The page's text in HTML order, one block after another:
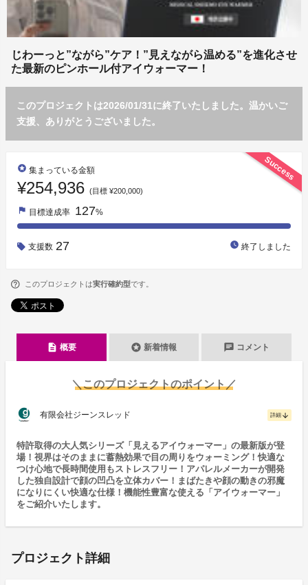
じわーっと”ながら”ケア！”見えながら温める”を進化させ
た最新のピンホール付アイウォーマー！
このプロジェクトは2026/01/31に終了いたしました。温かいご
支援、ありがとうございました。
Success
stars 集まっている金額
¥254,936 (目標 ¥200,000)
flag 目標達成率 127%
支援数 27 watch_later 終了しました
このプロジェクトは実行確約型です。
description 概要 stars 新着情報 chat コメント
＼このプロジェクトのポイント／
有限会社ジーンスレッド 詳細 arrow_downward
特許取得の大人気シリーズ「見えるアイウォーマー」の最新版が登
場！視界はそのままに蓄熱効果で目の周りをウォーミング！快適な
つけ心地で長時間使用もストレスフリー！アパレルメーカーが開発
した独自設計で顔の凹凸を立体カバー！まばたきや顔の動きの邪魔
になりにくい快適な仕様！機能性豊富な使える「アイウォーマー」
をご紹介いたします。
プロジェクト詳細